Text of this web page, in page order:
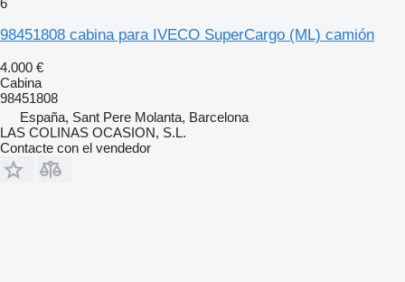
98451808 cabina para IVECO SuperCargo (ML) camión
4.000 €
Cabina
98451808
España, Sant Pere Molanta, Barcelona
LAS COLINAS OCASION, S.L.
Contacte con el vendedor